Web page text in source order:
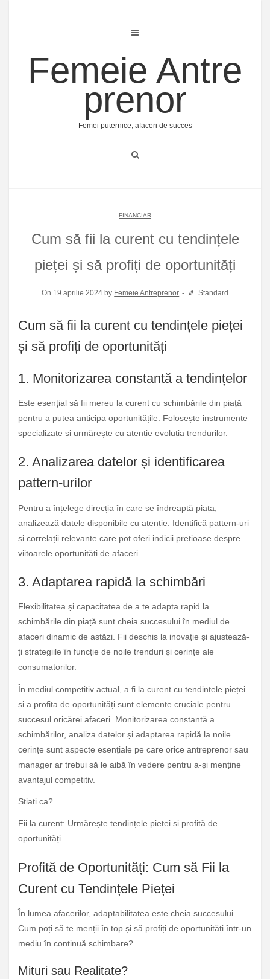
Femeie Antre
prenor
Femei puternice, afaceri de succes
FINANCIAR
Cum să fii la curent cu tendințele
pieței și să profiți de oportunități
On 19 aprilie 2024 by Femeie Antreprenor Standard
Cum să fii la curent cu tendințele pieței
și să profiți de oportunități
1. Monitorizarea constantă a tendințelor
Este esențial să fii mereu la curent cu schimbările din piață
pentru a putea anticipa oportunitățile. Folosește instrumente
specializate și urmărește cu atenție evoluția trendurilor.
2. Analizarea datelor și identificarea
pattern-urilor
Pentru a înțelege direcția în care se îndreaptă piața,
analizează datele disponibile cu atenție. Identifică pattern-uri
și correlații relevante care pot oferi indicii prețioase despre
viitoarele oportunități de afaceri.
3. Adaptarea rapidă la schimbări
Flexibilitatea și capacitatea de a te adapta rapid la
schimbările din piață sunt cheia succesului în mediul de
afaceri dinamic de astăzi. Fii deschis la inovație și ajustează-
ți strategiile în funcție de noile trenduri și cerințe ale
consumatorilor.
În mediul competitiv actual, a fi la curent cu tendințele pieței
și a profita de oportunități sunt elemente cruciale pentru
succesul oricărei afaceri. Monitorizarea constantă a
schimbărilor, analiza datelor și adaptarea rapidă la noile
cerințe sunt aspecte esențiale pe care orice antreprenor sau
manager ar trebui să le aibă în vedere pentru a-și menține
avantajul competitiv.
Stiati ca?
Fii la curent: Urmărește tendințele pieței și profită de
oportunități.
Profită de Oportunități: Cum să Fii la
Curent cu Tendințele Pieței
În lumea afacerilor, adaptabilitatea este cheia succesului.
Cum poți să te menții în top și să profiți de oportunități într-un
mediu în continuă schimbare?
Mituri sau Realitate?